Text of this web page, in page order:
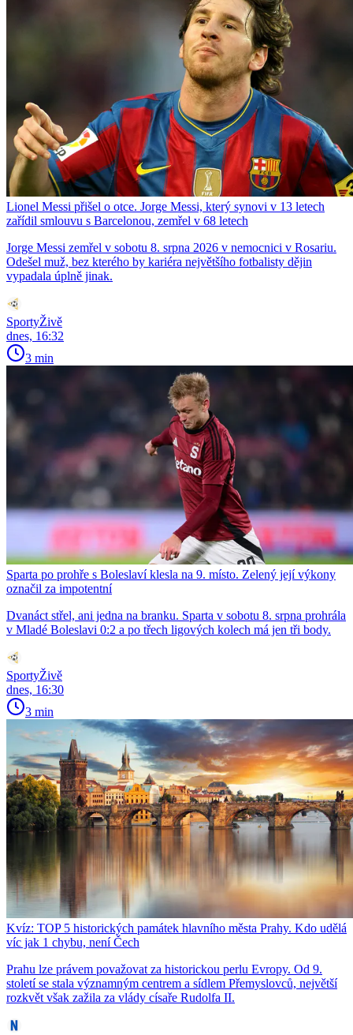
Lionel Messi přišel o otce. Jorge Messi, který synovi v 13 letech
zařídil smlouvu s Barcelonou, zemřel v 68 letech
Jorge Messi zemřel v sobotu 8. srpna 2026 v nemocnici v Rosariu.
Odešel muž, bez kterého by kariéra největšího fotbalisty dějin
vypadala úplně jinak.
SportyŽivě
dnes, 16:32
3 min
Sparta po prohře s Boleslaví klesla na 9. místo. Zelený její výkony
označil za impotentní
Dvanáct střel, ani jedna na branku. Sparta v sobotu 8. srpna prohrála
v Mladé Boleslavi 0:2 a po třech ligových kolech má jen tři body.
SportyŽivě
dnes, 16:30
3 min
Kvíz: TOP 5 historických památek hlavního města Prahy. Kdo udělá
víc jak 1 chybu, není Čech
Prahu lze právem považovat za historickou perlu Evropy. Od 9.
století se stala významným centrem a sídlem Přemyslovců, největší
rozkvět však zažila za vlády císaře Rudolfa II.